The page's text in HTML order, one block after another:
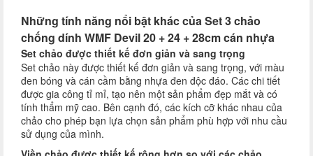
Những tính năng nổi bật khác của Set 3 chảo
chống dính WMF Devil 20 + 24 + 28cm cán nhựa
Set chảo được thiết kế đơn giản và sang trọng
Set chảo này được thiết kế đơn giản và sang trọng, với màu
đen bóng và cán cầm bằng nhựa đen độc đáo. Các chi tiết
được gia công tỉ mỉ, tạo nên một sản phẩm đẹp mắt và có
tính thẩm mỹ cao. Bên cạnh đó, các kích cỡ khác nhau của
chảo cho phép bạn lựa chọn sản phẩm phù hợp với nhu cầu
sử dụng của mình.